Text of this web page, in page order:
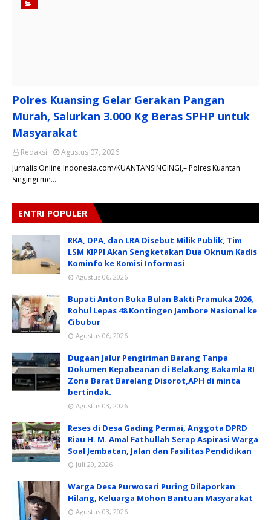
Polres Kuansing Gelar Gerakan Pangan
Murah, Salurkan 3.000 Kg Beras SPHP untuk
Masyarakat
Redaksi
Agustus 07, 2026
Jurnalis Online Indonesia.com/KUANTANSINGINGI,– Polres Kuantan
Singingi me…
ENTRI POPULER
RKA, DPA, dan LRA Disebut Milik Publik, Tim
LSM KIPPI Akan Sengketakan Dua Oknum Kadis
Kominfo ke Komisi Informasi
Agustus 06, 2026
Bupati Anton Buka Bulan Bakti Pramuka 2026,
Rohul Lepas 48 Kontingen Jambore Nasional ke
Cibubur
Agustus 06, 2026
Dugaan Jalur Pengiriman Barang Tanpa
Dokumen Kepabeanan di Belakang Bakamla RI
Zona Barat Barelang Disorot,APH di minta
bertindak.
Agustus 03, 2026
Reses di Desa Gading Permai, Anggota DPRD
Riau H. M. Amal Fathullah Serap Aspirasi Warga
Soal Jembatan, Jalan dan Fasilitas Pendidikan
Juli 29, 2026
Warga Desa Purwosari Puring Dilaporkan
Hilang, Keluarga Mohon Bantuan Masyarakat
Agustus 03, 2026